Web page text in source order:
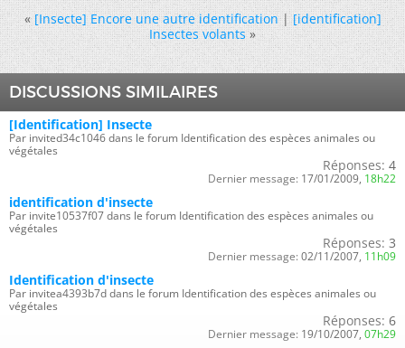
« [Insecte] Encore une autre identification|[identification]
Insectes volants »
DISCUSSIONS SIMILAIRES
[Identification] Insecte
Par invited34c1046 dans le forum Identification des espèces animales ou
végétales
Réponses: 4
Dernier message: 17/01/2009, 18h22
identification d'insecte
Par invite10537f07 dans le forum Identification des espèces animales ou
végétales
Réponses: 3
Dernier message: 02/11/2007, 11h09
Identification d'insecte
Par invitea4393b7d dans le forum Identification des espèces animales ou
végétales
Réponses: 6
Dernier message: 19/10/2007, 07h29